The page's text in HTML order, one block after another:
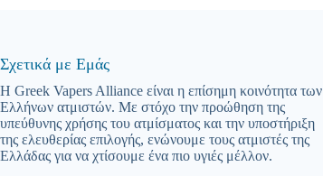
Σχετικά με Εμάς
Η Greek Vapers Alliance είναι η επίσημη κοινότητα των
Ελλήνων ατμιστών. Με στόχο την προώθηση της
υπεύθυνης χρήσης του ατμίσματος και την υποστήριξη
της ελευθερίας επιλογής, ενώνουμε τους ατμιστές της
Ελλάδας για να χτίσουμε ένα πιο υγιές μέλλον.